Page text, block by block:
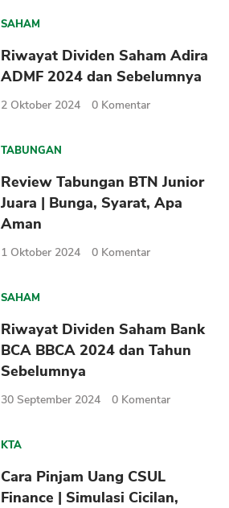
SAHAM
Riwayat Dividen Saham Adira
ADMF 2024 dan Sebelumnya
2 Oktober 2024 0 Komentar
TABUNGAN
Review Tabungan BTN Junior
Juara | Bunga, Syarat, Apa
Aman
1 Oktober 2024 0 Komentar
SAHAM
Riwayat Dividen Saham Bank
BCA BBCA 2024 dan Tahun
Sebelumnya
30 September 2024 0 Komentar
KTA
Cara Pinjam Uang CSUL
Finance | Simulasi Cicilan,